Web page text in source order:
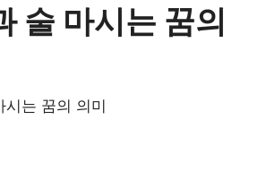
술 마시는 꿈의